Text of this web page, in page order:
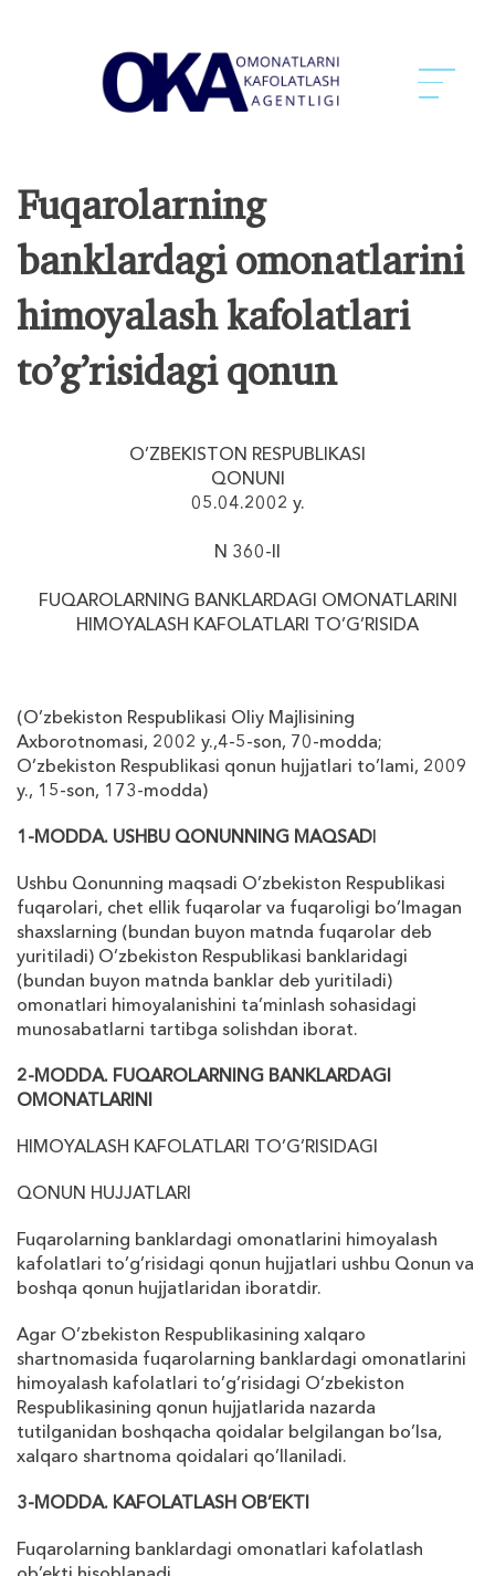
Fuqarolarning
banklardagi omonatlarini
himoyalash kafolatlari
to’g’risidagi qonun
O’ZBEKISTON RESPUBLIKASI
QONUNI
05.04.2002 y.
N 360-II
FUQAROLARNING BANKLARDAGI OMONATLARINI
HIMOYALASH KAFOLATLARI TO’G’RISIDA
(O’zbekiston Respublikasi Oliy Majlisining
Axborotnomasi, 2002 y.,4-5-son, 70-modda;
O’zbekiston Respublikasi qonun hujjatlari to’lami, 2009
y., 15-son, 173-modda)
1-MODDA. USHBU QONUNNING MAQSADI
Ushbu Qonunning maqsadi O’zbekiston Respublikasi
fuqarolari, chet ellik fuqarolar va fuqaroligi bo’lmagan
shaхslarning (bundan buyon matnda fuqarolar deb
yuritiladi) O’zbekiston Respublikasi banklaridagi
(bundan buyon matnda banklar deb yuritiladi)
omonatlari himoyalanishini ta’minlash sohasidagi
munosabatlarni tartibga solishdan iborat.
2-MODDA. FUQAROLARNING BANKLARDAGI
OMONATLARINI
HIMOYALASH KAFOLATLARI TO’G’RISIDAGI
QONUN HUJJATLARI
Fuqarolarning banklardagi omonatlarini himoyalash
kafolatlari to’g’risidagi qonun hujjatlari ushbu Qonun va
boshqa qonun hujjatlaridan iboratdir.
Agar O’zbekiston Respublikasining хalqaro
shartnomasida fuqarolarning banklardagi omonatlarini
himoyalash kafolatlari to’g’risidagi O’zbekiston
Respublikasining qonun hujjatlarida nazarda
tutilganidan boshqacha qoidalar belgilangan bo’lsa,
хalqaro shartnoma qoidalari qo’llaniladi.
3-MODDA. KAFOLATLASH OB’EKTI
Fuqarolarning banklardagi omonatlari kafolatlash